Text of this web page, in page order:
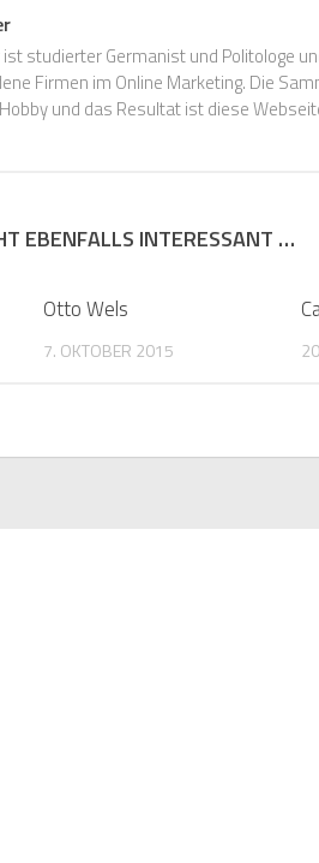
studierter Germanist und Politologe
Firmen im Online Marketing. Die
und das Resultat ist diese
EBENFALLS INTERESSANT …
Otto Wels
7. OKTOBER 2015